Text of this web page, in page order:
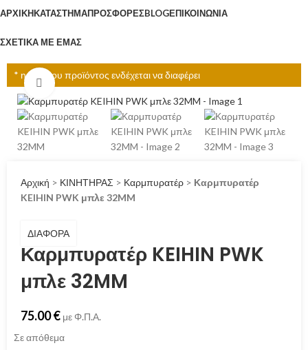
ΑΡΧΙΚΉΚΑΤΆΣΤΗΜΑΠΡΟΣΦΟΡΈΣBLOGΕΠΙΚΟΙΝΩΝΊΑ
ΣΧΕΤΙΚΆ ΜΕ ΕΜΆΣ
* η τιμή του προϊόντος ενδέχεται να διαφέρει
Click to enlarge
Αρχική > ΚΙΝΗΤΗΡΑΣ > Καρμπυρατέρ > Καρμπυρατέρ
KEIHIN PWK μπλε 32MM
Καρμπυρατέρ KEIHIN PWK
μπλε 32MM
ΔΙΑΦΟΡΑ
75.00€ με Φ.Π.Α.
Σε απόθεμα